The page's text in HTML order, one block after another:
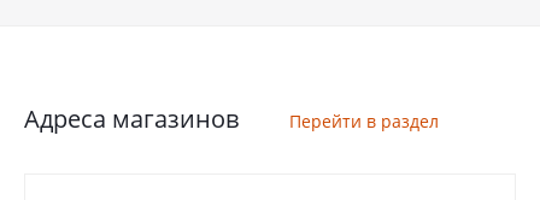
Адреса магазинов Перейти в раздел